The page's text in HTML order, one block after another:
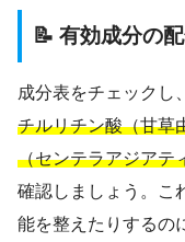
📝 有効成分の
成分表をチェックし、
チルリチン酸（甘草
（センテラアジアテ
確認しましょう。こ
能を整えたりするの